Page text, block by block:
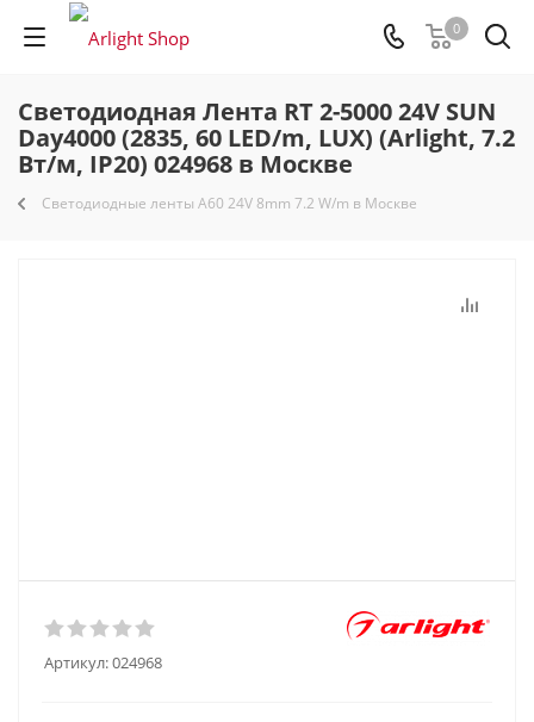
0
Светодиодная Лента RT 2-5000 24V SUN
Day4000 (2835, 60 LED/m, LUX) (Arlight, 7.2
Вт/м, IP20) 024968 в Москве
Светодиодные ленты A60 24V 8mm 7.2 W/m в Москве
Артикул:024968